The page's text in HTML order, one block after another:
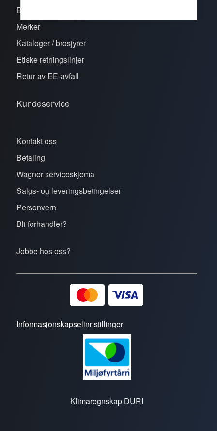
Bli kunde
Merker
Kataloger / brosjyrer
Etiske retningslinjer
Retur av EE-avfall
Kundeservice
Kontakt oss
Betaling
Wagner serviceskjema
Salgs- og leveringsbetingelser
Personvern
Bli forhandler?
Jobbe hos oss?
Informasjonskapselinnstillinger
Klimaregnskap DURI